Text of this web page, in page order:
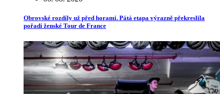
Obrovské rozdíly už před horami. Pátá etapa výrazně překreslila
pořadí ženské Tour de France